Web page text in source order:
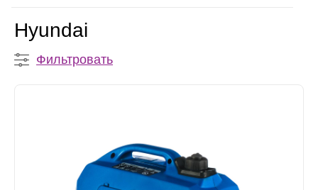
Hyundai
Фильтровать